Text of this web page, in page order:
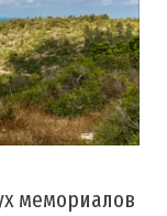
мемориалов